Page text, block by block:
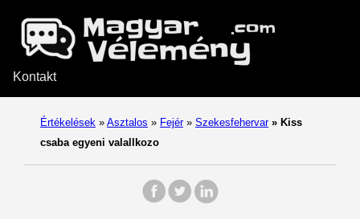
Kontakt
Értékelések » Asztalos » Fejér » Szekesfehervar » Kiss
csaba egyeni valallkozo